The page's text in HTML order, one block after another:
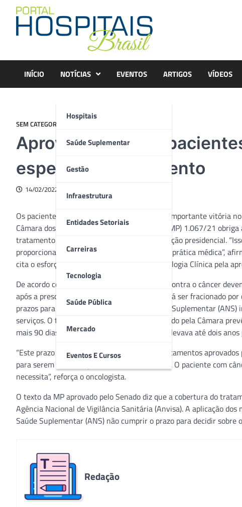
content
INÍCIO NOTÍCIAS
Hospitais
Saúde Suplementar
Gestão
Infraestrutura
Entidades Setoriais
Carreiras
Tecnologia
Saúde Pública
Mercado
Eventos E Cursos
EVENTOS ARTIGOS VÍDEOS
SEM CATEGORIA
Aprovação da MP:
esperar por tratamento
14/02/2022
Os pacientes oncológicos conquistaram uma importante vitória
Câmara dos Deputados, a Medida Provisória (MP) 1.067/21
tratamento do câncer. O texto segue para sanção presidencial.
proporcionar um acesso mais rápido à melhor prática médica”,
cita o esforço da Sociedade Brasileira de Oncologia Clínica pela
De acordo com a MP, os medicamentos orais contra o câncer
após a prescrição médica. O provimento poderá ser fracionado
prazos para que a Agência Nacional de Saúde Suplementar
serviços. O texto aprovado no Senado e mantido pela Câmara
mais 90 dias. Segundo parlamentares, a ANS levava até dois
“Este prazo estabelecido amplia o rol de medicamentos
para serem cobertos pelos convênios médicos. O paciente com
necessita”, reforça o oncologista.
O texto da MP aprovado pelo Senado diz que a cobertura do
Agência Nacional de Vigilância Sanitária (Anvisa). A aplicação
Saúde Suplementar (ANS) não cumprir o prazo para decidir sobre
Redação